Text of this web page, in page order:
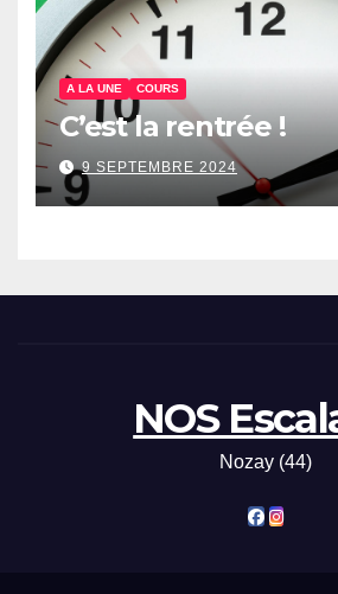
A LA UNE COURS
C’est la rentrée !
9 SEPTEMBRE 2024
NOS
Nozay (44)